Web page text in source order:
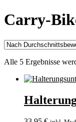
Carry-
Alle 5 Ergebnisse